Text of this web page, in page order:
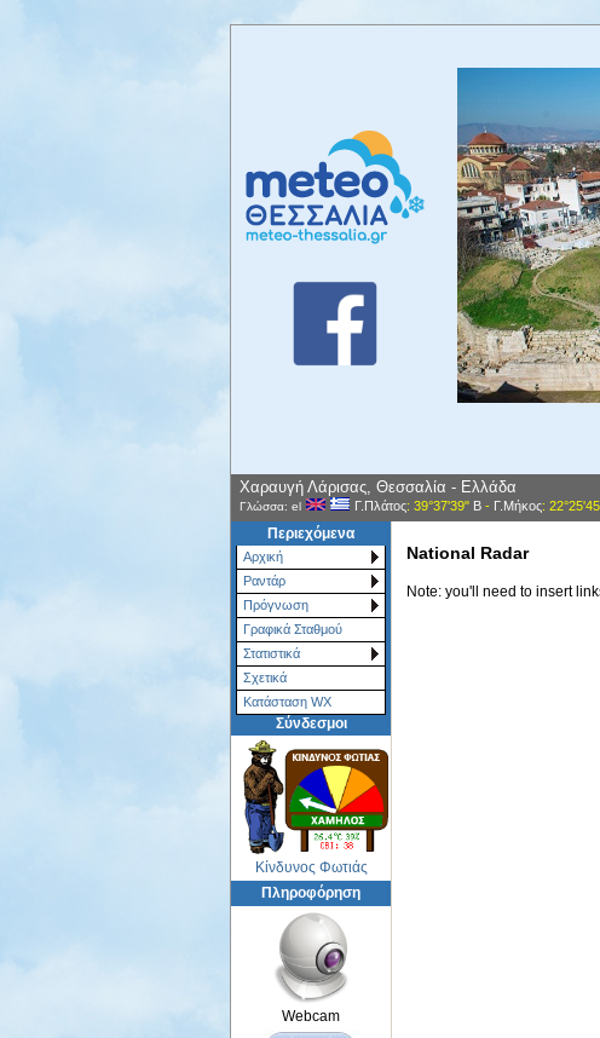
Χαραυγή Λάρισας, Θεσσαλία - Ελλάδα
Γλώσσα: el Γ.Πλάτος: 39°37'39" Β- Γ.Μήκος:
Περιεχόμενα
Αρχική
Ραντάρ
Πρόγνωση
Γραφικά Σταθμού
Στατιστικά
Σχετικά
Κατάσταση WX
Σύνδεσμοι
Κίνδυνος Φωτιάς
Πληροφόρηση
Webcam
National Radar
Note: you'll need to insert